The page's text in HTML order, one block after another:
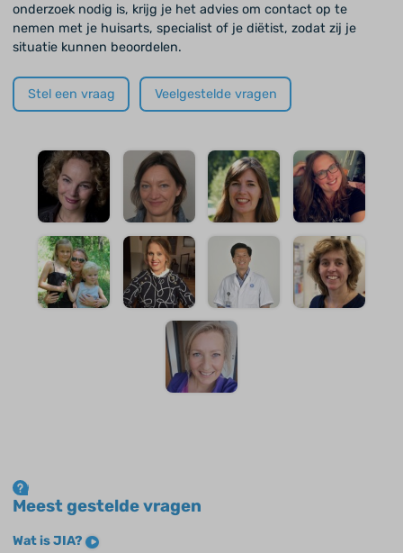
onderzoek nodig is, krijg je het advies om contact op te
nemen met je huisarts, specialist of je diëtist, zodat zij je
situatie kunnen beoordelen.
Stel een vraag Veelgestelde vragen
Meest gestelde vragen
Wat is JIA?